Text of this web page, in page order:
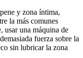
y zona íntima,
la más comunes
usar una máquina de
fuerza sobre la
sin lubricar la zona